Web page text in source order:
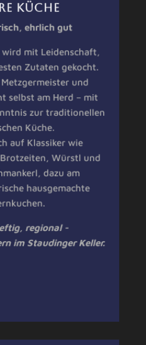
KÜCHE
ehrlich gut
mit Leidenschaft,
Zutaten gekocht.
und
selbst am Herd – mit
zur traditionellen
Küche.
auf Klassiker wie
Würstl und
dazu am
hausgemachte
regional -
im Staudinger Keller.